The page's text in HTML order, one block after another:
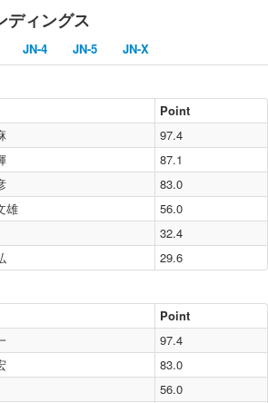
注文
ディングス
JN-4 JN-5 JN-X
Point
97.4
87.1
83.0
雄
56.0
32.4
29.6
Point
97.4
83.0
56.0